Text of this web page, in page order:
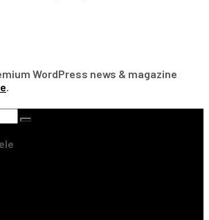
WordPress news & magazine